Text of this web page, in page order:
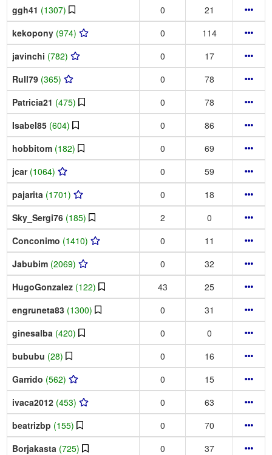
ggh41 (1307) 0
21
kekopony (974) 0
114
javinchi (782) 0
17
Rull79 (365) 0
78
Patricia21 (475) 0
78
Isabel85 (604) 0
86
hobbitom (182) 0
69
jcar (1064) 0
59
pajarita (1701) 0
18
Sky_Sergi76 (185) 2
0
Conconimo (1410) 0
11
Jabubim (2069) 0
32
HugoGonzalez (122) 43
25
engruneta83 (1300) 0
31
ginesalba (420) 0
0
bububu (28) 0
16
Garrido (562) 0
15
ivaca2012 (453) 0
63
beatrizbp (155) 0
70
Borjakasta (725) 0
37